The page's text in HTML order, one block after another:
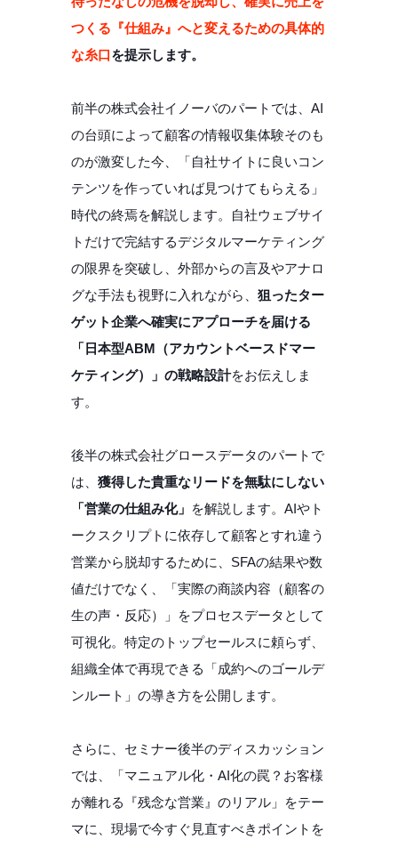
つくる『仕組み』へと変えるための具体的
な糸口を提示します。
前半の株式会社イノーバのパートでは、AI
の台頭によって顧客の情報収集体験そのも
のが激変した今、「自社サイトに良いコン
テンツを作っていれば見つけてもらえる」
時代の終焉を解説します。自社ウェブサイ
トだけで完結するデジタルマーケティング
の限界を突破し、外部からの言及やアナロ
グな手法も視野に入れながら、 狙ったター
ゲット企業へ確実にアプローチを届ける
「日本型ABM（アカウントベースドマー
ケティング）」の戦略設計をお伝えしま
す。
後半の株式会社グロースデータのパートで
は、 獲得した貴重なリードを無駄にしない
「営業の仕組み化」 を解説します。AIやト
ークスクリプトに依存して顧客とすれ違う
営業から脱却するために、SFAの結果や数
値だけでなく、「実際の商談内容（顧客の
生の声・反応）」をプロセスデータとして
可視化。特定のトップセールスに頼らず、
組織全体で再現できる「成約へのゴールデ
ンルート」の導き方を公開します。
さらに、セミナー後半のディスカッション
では、「マニュアル化・AI化の罠？お客様
が離れる『残念な営業』のリアル」をテー
マに、現場で今すぐ見直すべきポイントを